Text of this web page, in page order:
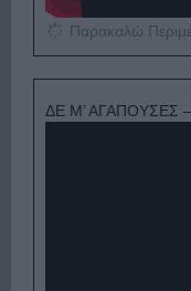
Παρακαλώ
ΔΕ Μ’ ΑΓΑΠΟΥΣΕΣ